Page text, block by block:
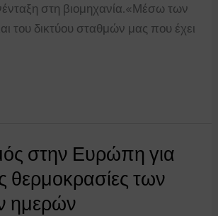
στη βιομηχανία.«Μέσω των
του δικτύου σταθμών μας που έχει
στην Ευρώπη για
θερμοκρασίες των
ημερών